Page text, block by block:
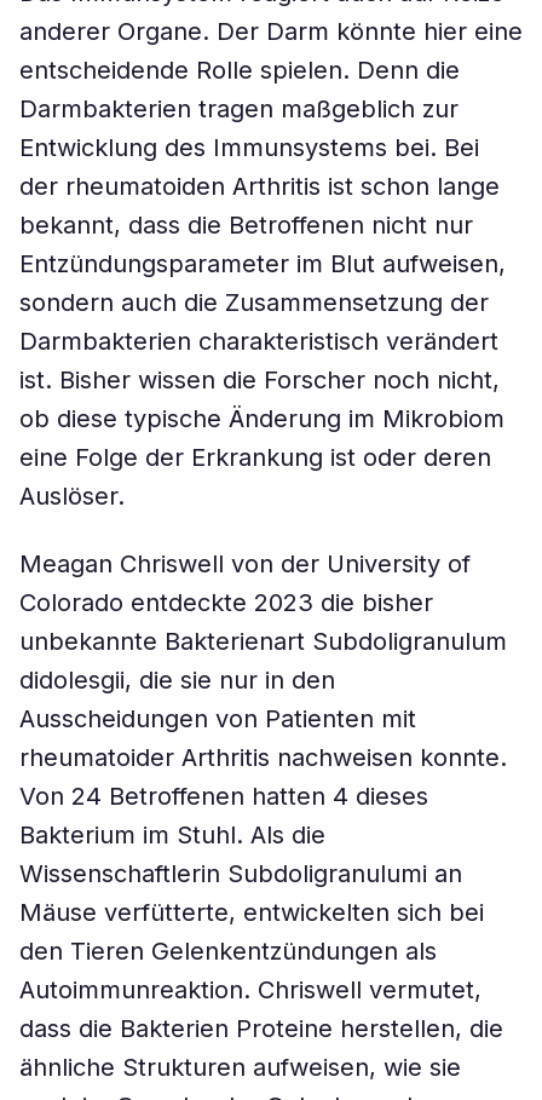
anderer Organe. Der Darm könnte hier eine
entscheidende Rolle spielen. Denn die
Darmbakterien tragen maßgeblich zur
Entwicklung des Immunsystems bei. Bei
der rheumatoiden Arthritis ist schon lange
bekannt, dass die Betroffenen nicht nur
Entzündungsparameter im Blut aufweisen,
sondern auch die Zusammensetzung der
Darmbakterien charakteristisch verändert
ist. Bisher wissen die Forscher noch nicht,
ob diese typische Änderung im Mikrobiom
eine Folge der Erkrankung ist oder deren
Auslöser.
Meagan Chriswell von der University of
Colorado entdeckte 2023 die bisher
unbekannte Bakterienart Subdoligranulum
didolesgii, die sie nur in den
Ausscheidungen von Patienten mit
rheumatoider Arthritis nachweisen konnte.
Von 24 Betroffenen hatten 4 dieses
Bakterium im Stuhl. Als die
Wissenschaftlerin Subdoligranulumi an
Mäuse verfütterte, entwickelten sich bei
den Tieren Gelenkentzündungen als
Autoimmunreaktion. Chriswell vermutet,
dass die Bakterien Proteine herstellen, die
ähnliche Strukturen aufweisen, wie sie